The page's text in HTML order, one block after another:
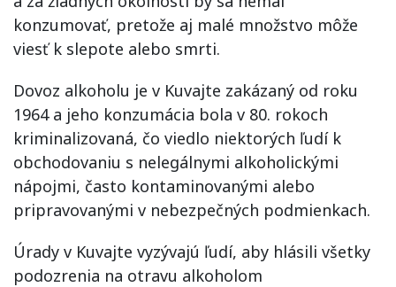
konzumovať, pretože aj malé množstvo môže
viesť k slepote alebo smrti.
Dovoz alkoholu je v Kuvajte zakázaný od roku
1964 a jeho konzumácia bola v 80. rokoch
kriminalizovaná, čo viedlo niektorých ľudí k
obchodovaniu s nelegálnymi alkoholickými
nápojmi, často kontaminovanými alebo
pripravovanými v nebezpečných podmienkach.
Úrady v Kuvajte vyzývajú ľudí, aby hlásili všetky
podozrenia na otravu alkoholom